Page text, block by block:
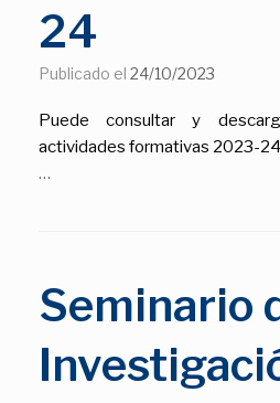
24
Publicado el 24/10/2023
Puede consultar y
actividades formativas 2023-
…
Seminario